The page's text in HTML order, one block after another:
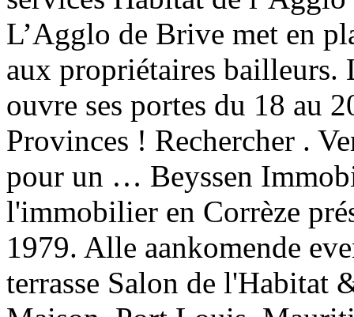
L’Agglo de Brive met en
aux propriétaires bailleurs.
ouvre ses portes du 18 au
Provinces ! Rechercher .
pour un … Beyssen
l'immobilier en Corrèze
1979. Alle aankomende
terrasse Salon de l'Habitat